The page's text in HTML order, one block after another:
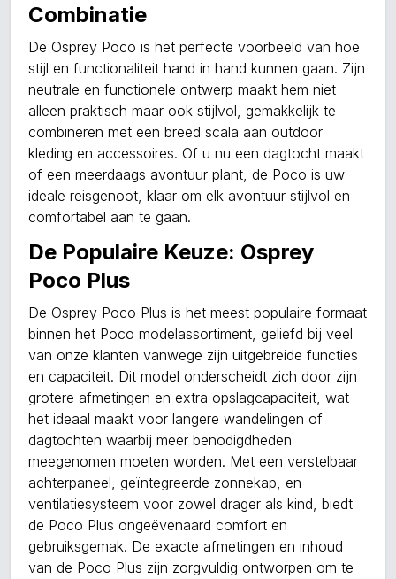
Combinatie
De Osprey Poco is het perfecte voorbeeld van hoe
stijl en functionaliteit hand in hand kunnen gaan. Zijn
neutrale en functionele ontwerp maakt hem niet
alleen praktisch maar ook stijlvol, gemakkelijk te
combineren met een breed scala aan outdoor
kleding en accessoires. Of u nu een dagtocht maakt
of een meerdaags avontuur plant, de Poco is uw
ideale reisgenoot, klaar om elk avontuur stijlvol en
comfortabel aan te gaan.
De Populaire Keuze: Osprey
Poco Plus
De Osprey Poco Plus is het meest populaire formaat
binnen het Poco modelassortiment, geliefd bij veel
van onze klanten vanwege zijn uitgebreide functies
en capaciteit. Dit model onderscheidt zich door zijn
grotere afmetingen en extra opslagcapaciteit, wat
het ideaal maakt voor langere wandelingen of
dagtochten waarbij meer benodigdheden
meegenomen moeten worden. Met een verstelbaar
achterpaneel, geïntegreerde zonnekap, en
ventilatiesysteem voor zowel drager als kind, biedt
de Poco Plus ongeëvenaard comfort en
gebruiksgemak. De exacte afmetingen en inhoud
van de Poco Plus zijn zorgvuldig ontworpen om te